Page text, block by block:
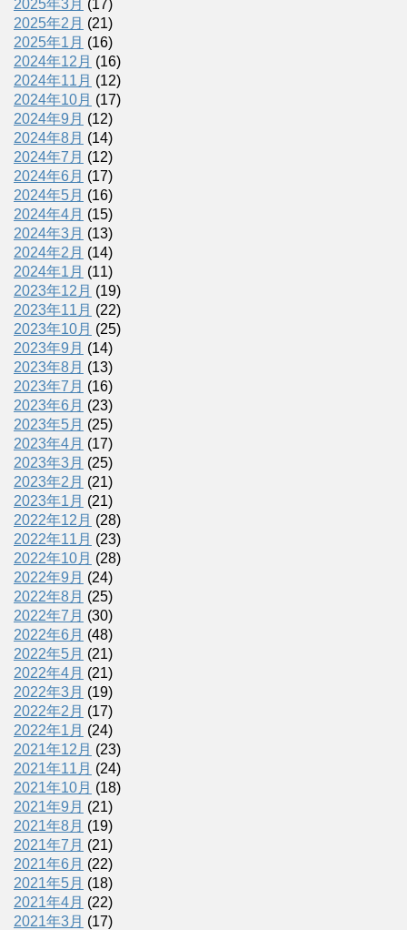
2025年3月 (17)
2025年2月 (21)
2025年1月 (16)
2024年12月 (16)
2024年11月 (12)
2024年10月 (17)
2024年9月 (12)
2024年8月 (14)
2024年7月 (12)
2024年6月 (17)
2024年5月 (16)
2024年4月 (15)
2024年3月 (13)
2024年2月 (14)
2024年1月 (11)
2023年12月 (19)
2023年11月 (22)
2023年10月 (25)
2023年9月 (14)
2023年8月 (13)
2023年7月 (16)
2023年6月 (23)
2023年5月 (25)
2023年4月 (17)
2023年3月 (25)
2023年2月 (21)
2023年1月 (21)
2022年12月 (28)
2022年11月 (23)
2022年10月 (28)
2022年9月 (24)
2022年8月 (25)
2022年7月 (30)
2022年6月 (48)
2022年5月 (21)
2022年4月 (21)
2022年3月 (19)
2022年2月 (17)
2022年1月 (24)
2021年12月 (23)
2021年11月 (24)
2021年10月 (18)
2021年9月 (21)
2021年8月 (19)
2021年7月 (21)
2021年6月 (22)
2021年5月 (18)
2021年4月 (22)
2021年3月 (17)